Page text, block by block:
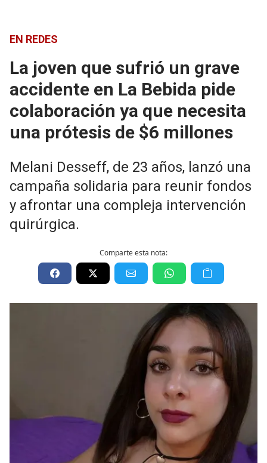
EN REDES
La joven que sufrió un grave
accidente en La Bebida pide
colaboración ya que necesita
una prótesis de $6 millones
Melani Desseff, de 23 años, lanzó una
campaña solidaria para reunir fondos
y afrontar una compleja intervención
quirúrgica.
Comparte esta nota: